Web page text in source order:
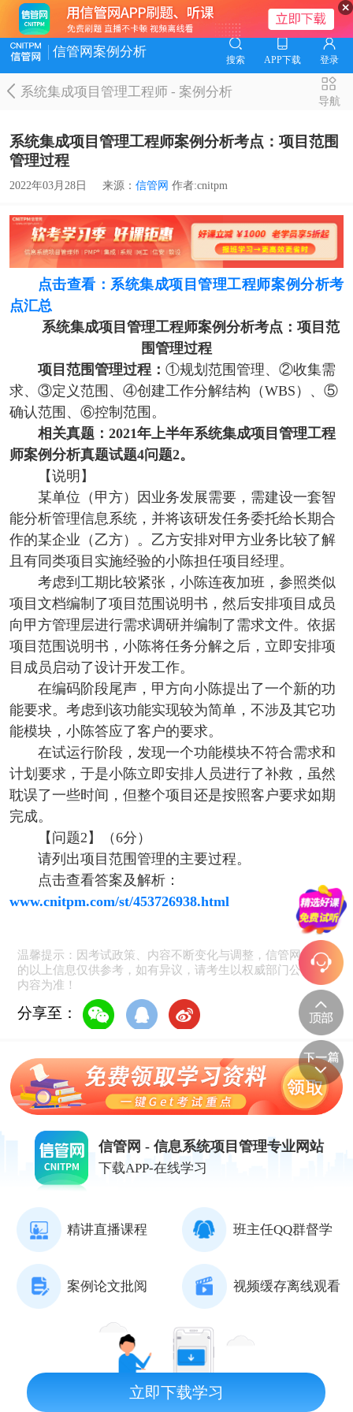
信管网案例分析
搜索 APP下载 登录
系统集成项目管理工程师- 案例分析
导航
系统集成项目管理工程师案例分析考点：项目范围
管理过程
2022年03月28日 来源： 信管网 作者:cnitpm
点击查看：系统集成项目管理工程师案例分析考
点汇总
系统集成项目管理工程师案例分析考点：项目范
围管理过程
项目范围管理过程： ①规划范围管理、 ②收集需
求、 ③定义范围、 ④创建工作分解结构（WBS）、 ⑤
确认范围、 ⑥控制范围。
相关真题：2021年上半年系统集成项目管理工程
师案例分析真题试题4问题2。
【说明】
某单位（甲方）因业务发展需要，需建设一套智
能分析管理信息系统，并将该研发任务委托给长期合
作的某企业（乙方）。乙方安排对甲方业务比较了解
且有同类项目实施经验的小陈担任项目经理。
考虑到工期比较紧张，小陈连夜加班，参照类似
项目文档编制了项目范围说明书，然后安排项目成员
向甲方管理层进行需求调研并编制了需求文件。依据
项目范围说明书，小陈将任务分解之后，立即安排项
目成员启动了设计开发工作。
在编码阶段尾声，甲方向小陈提出了一个新的功
能要求。考虑到该功能实现较为简单，不涉及其它功
能模块，小陈答应了客户的要求。
在试运行阶段，发现一个功能模块不符合需求和
计划要求，于是小陈立即安排人员进行了补救，虽然
耽误了一些时间，但整个项目还是按照客户要求如期
完成。
【问题2】（6分）
请列出项目范围管理的主要过程。
点击查看答案及解析：
www.cnitpm.com/st/453726938.html
温馨提示：因考试政策、内容不断变化与调整，信管网提供
的以上信息仅供参考，如有异议，请考生以权威部门公布的
内容为准！
分享至：
信管网 - 信息系统项目管理专业网站
下载APP-在线学习
精讲直播课程 班主任QQ群督学
案例论文批阅 视频缓存离线观看
立即下载学习